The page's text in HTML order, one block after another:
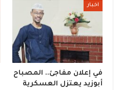
اخبار
في إعلان مفاجئ.. المصباح
أبوزيد يعتزل العسكرية